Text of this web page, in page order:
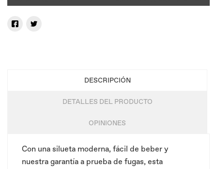
DESCRIPCIÓN
DETALLES DEL PRODUCTO
OPINIONES
Con una silueta moderna, fácil de beber y
nuestra garantía a prueba de fugas, esta